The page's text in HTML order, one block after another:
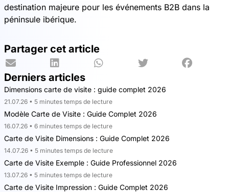
destination majeure pour les événements B2B dans la
péninsule ibérique.
Partager cet article
Derniers articles
Dimensions carte de visite : guide complet 2026
21.07.26 • 5 minutes temps de lecture
Modèle Carte de Visite : Guide Complet 2026
16.07.26 • 6 minutes temps de lecture
Carte de Visite Dimensions : Guide Complet 2026
14.07.26 • 5 minutes temps de lecture
Carte de Visite Exemple : Guide Professionnel 2026
13.07.26 • 5 minutes temps de lecture
Carte de Visite Impression : Guide Complet 2026